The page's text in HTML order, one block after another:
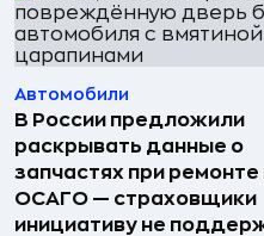
Автомобили
В России предложили
раскрывать данные о
запчастях при ремонте
ОСАГО — страховщики
инициативу не